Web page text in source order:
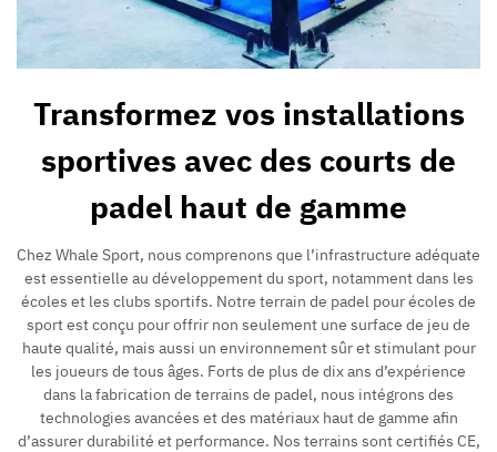
Transformez vos installations
sportives avec des courts de
padel haut de gamme
Chez Whale Sport, nous comprenons que l’infrastructure adéquate
est essentielle au développement du sport, notamment dans les
écoles et les clubs sportifs. Notre terrain de padel pour écoles de
sport est conçu pour offrir non seulement une surface de jeu de
haute qualité, mais aussi un environnement sûr et stimulant pour
les joueurs de tous âges. Forts de plus de dix ans d’expérience
dans la fabrication de terrains de padel, nous intégrons des
technologies avancées et des matériaux haut de gamme afin
d’assurer durabilité et performance. Nos terrains sont certifiés CE,